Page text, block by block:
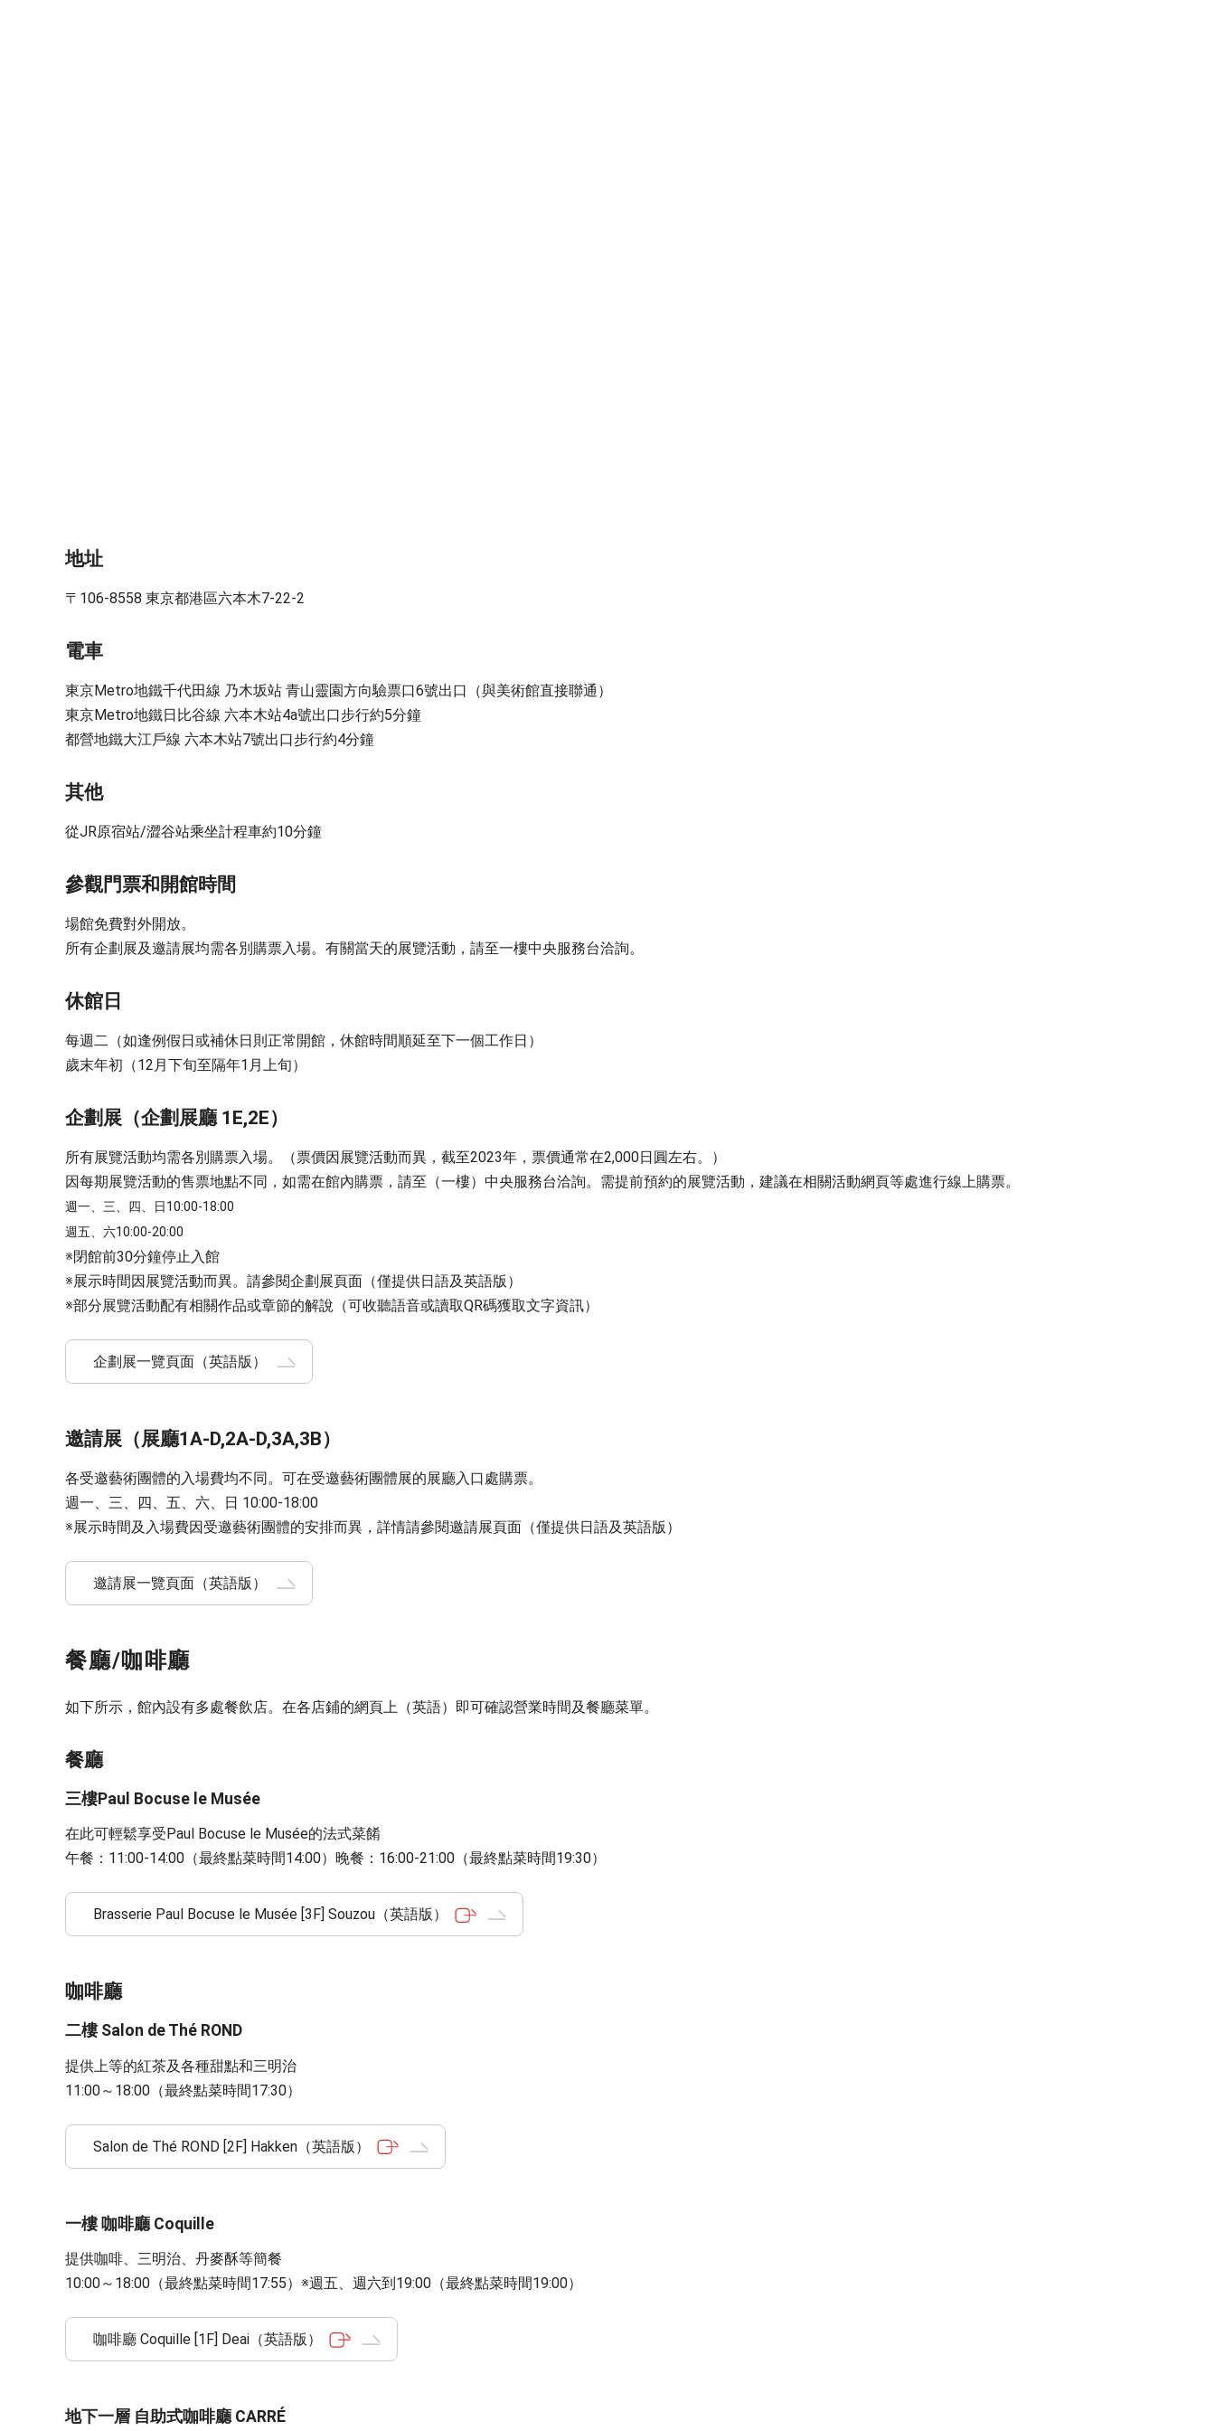
地址
〒106-8558 東京都港區六本木7-22-2
電車
東京Metro地鐵千代田線 乃木坂站 青山靈園方向驗票口6號出口（與美術館直接聯通）
東京Metro地鐵日比谷線 六本木站4a號出口步行約5分鐘
都營地鐵大江戶線 六本木站7號出口步行約4分鐘
其他
從JR原宿站/澀谷站乘坐計程車約10分鐘
參觀門票和開館時間
場館免費對外開放。
所有企劃展及邀請展均需各別購票入場。有關當天的展覽活動，請至一樓中央服務台洽詢。
休館日
每週二（如逢例假日或補休日則正常開館，休館時間順延至下一個工作日）
歲末年初（12月下旬至隔年1月上旬）
企劃展（企劃展廳 1E,2E）
所有展覽活動均需各別購票入場。（票價因展覽活動而異，截至2023年，票價通常在2,000日圓左右。）
因每期展覽活動的售票地點不同，如需在館內購票，請至（一樓）中央服務台洽詢。需提前預約的展覽活動，建議在相關活動網頁等處進行線上購票。
週一、三、四、日10:00-18:00
週五、六10:00-20:00
※閉館前30分鐘停止入館
※展示時間因展覽活動而異。請參閱企劃展頁面（僅提供日語及英語版）
※部分展覽活動配有相關作品或章節的解說（可收聽語音或讀取QR碼獲取文字資訊）
企劃展一覽頁面（英語版）
邀請展（展廳1A-D,2A-D,3A,3B）
各受邀藝術團體的入場費均不同。可在受邀藝術團體展的展廳入口處購票。
週一、三、四、五、六、日 10:00-18:00
※展示時間及入場費因受邀藝術團體的安排而異，詳情請參閱邀請展頁面（僅提供日語及英語版）
邀請展一覽頁面（英語版）
餐廳/咖啡廳
如下所示，館內設有多處餐飲店。在各店鋪的網頁上（英語）即可確認營業時間及餐廳菜單。
餐廳
三樓Paul Bocuse le Musée
在此可輕鬆享受Paul Bocuse le Musée的法式菜餚
午餐：11:00-14:00（最終點菜時間14:00）晚餐：16:00-21:00（最終點菜時間19:30）
Brasserie Paul Bocuse le Musée [3F] Souzou（英語版）
咖啡廳
二樓 Salon de Thé ROND
提供上等的紅茶及各種甜點和三明治
11:00～18:00（最終點菜時間17:30）
Salon de Thé ROND [2F] Hakken（英語版）
一樓 咖啡廳 Coquille
提供咖啡、三明治、丹麥酥等簡餐
10:00～18:00（最終點菜時間17:55）※週五、週六到19:00（最終點菜時間19:00）
咖啡廳 Coquille [1F] Deai（英語版）
地下一層 自助式咖啡廳 CARRÉ